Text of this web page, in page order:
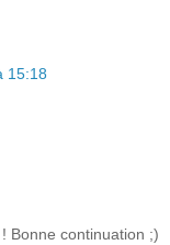
15:18
Bonne continuation ;)